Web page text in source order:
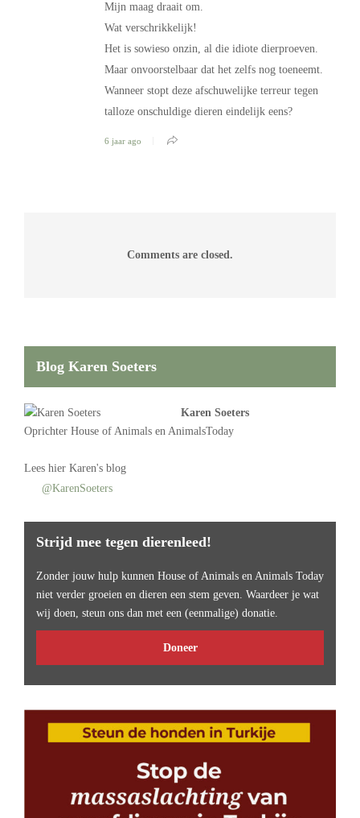
Mijn maag draait om.
Wat verschrikkelijk!
Het is sowieso onzin, al die idiote dierproeven.
Maar onvoorstelbaar dat het zelfs nog toeneemt.
Wanneer stopt deze afschuwelijke terreur tegen
talloze onschuldige dieren eindelijk eens?
6 jaar ago
Comments are closed.
Blog Karen Soeters
Karen Soeters
Oprichter House of Animals en AnimalsToday
Lees hier Karen's blog
@KarenSoeters
Strijd mee tegen dierenleed!
Zonder jouw hulp kunnen House of Animals en Animals Today
niet verder groeien en dieren een stem geven. Waardeer je wat
wij doen, steun ons dan met een (eenmalige) donatie.
Doneer